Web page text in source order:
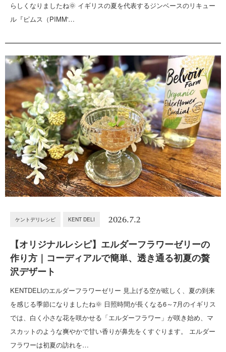
らしくなりましたね🌞 イギリスの夏を代表するジンベースのリキュー
ル『ピムス（PIMM'…
ケントデリレシピ KENT DELI 2026.7.2
【オリジナルレシピ】エルダーフラワーゼリーの
作り方｜コーディアルで簡単、透き通る初夏の贅
沢デザート
KENTDELIのエルダーフラワーゼリー 見上げる空が眩しく、夏の到来
を感じる季節になりましたね🌞 日照時間が長くなる6～7月のイギリス
では、白く小さな花を咲かせる「エルダーフラワー」が咲き始め、マ
スカットのような爽やかで甘い香りが鼻先をくすぐります。 エルダー
フラワーは初夏の訪れを…